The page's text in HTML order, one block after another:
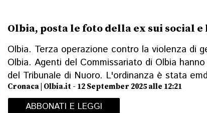
Olbia, posta le foto della ex sui social
Olbia. Terza operazione contro la violenza di
Olbia. Agenti del Commissariato di Olbia
del Tribunale di Nuoro. L'ordinanza è stata
Cronaca | Olbia.it - 12 September 2025 alle 12:21
ABBONATI E LEGGI